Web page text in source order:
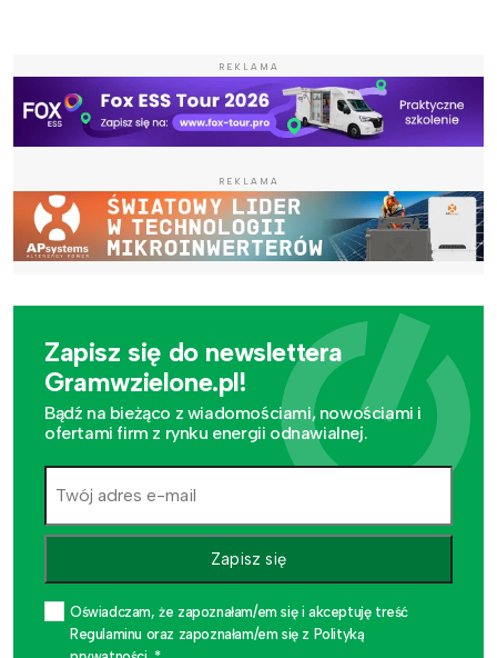
REKLAMA
REKLAMA
Zapisz się do newslettera
Gramwzielone.pl!
Bądź na bieżąco z wiadomościami, nowościami i
ofertami firm z rynku energii odnawialnej.
Zapisz się
Oświadczam, że zapoznałam/em się i akceptuję treść
Regulaminu oraz zapoznałam/em się z Polityką